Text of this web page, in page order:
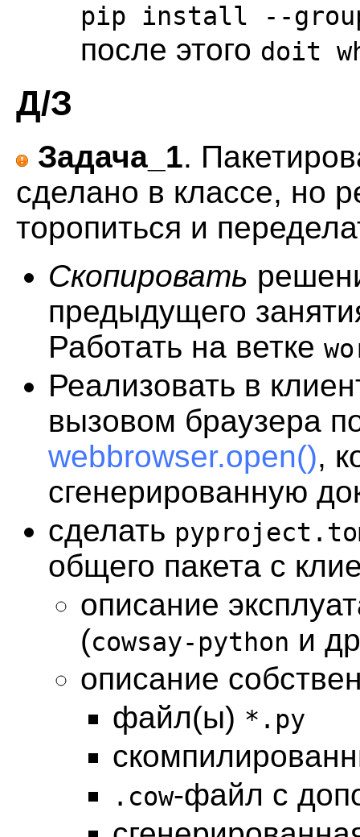
pip install --
после этого doit
Д/З
Задача_1.
сделано в классе, но
торопиться и
Скопировать
предыдущего
Работать на ветке
Реализовать в
вызовом браузера
webbrowser.open(),
сгенерированную
сделать
общего пакета с
описание
(cowsay-python и
описание
файл(ы) *.py
.cow-файл с